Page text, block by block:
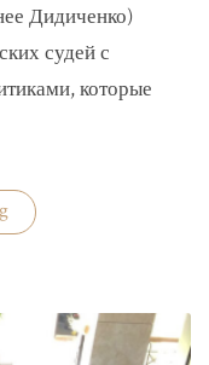
Дидиченко)
судей с
которые
«Кто
поспособствовал
Барсук»